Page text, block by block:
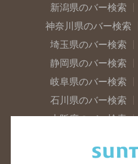
新潟県のバー検索
神奈川県のバー検索
埼玉県のバー検索
静岡県のバー検索
岐阜県のバー検索
石川県のバー検索
大阪府のバー検索
滋賀県のバー検索